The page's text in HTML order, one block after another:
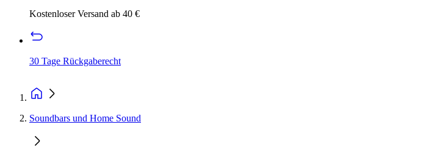
Kostenloser Versand ab 40 €
30 Tage Rückgaberecht
Soundbars und Home Sound